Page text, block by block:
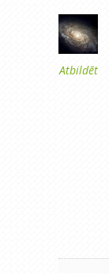
Atbildēt